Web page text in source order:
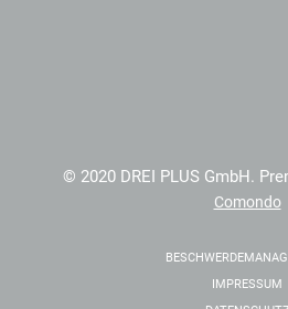
© 2020 DREI PLUS GmbH.
Comondo
IMPRESSUM